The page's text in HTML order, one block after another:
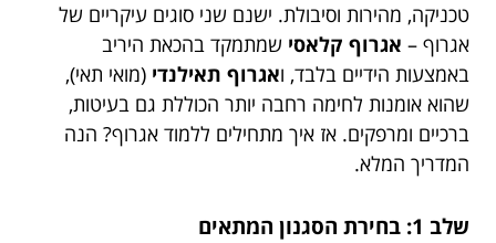
טכניקה, מהירות וסיבולת. ישנם שני סוגים עיקריים של
אגרוף – אגרוף קלאסי שמתמקד בהכאת היריב
באמצעות הידיים בלבד, ואגרוף תאילנדי (מואי תאי),
שהוא אומנות לחימה רחבה יותר הכוללת גם בעיטות,
ברכיים ומרפקים. אז איך מתחילים ללמוד אגרוף? הנה
המדריך המלא.
שלב 1: בחירת הסגנון המתאים